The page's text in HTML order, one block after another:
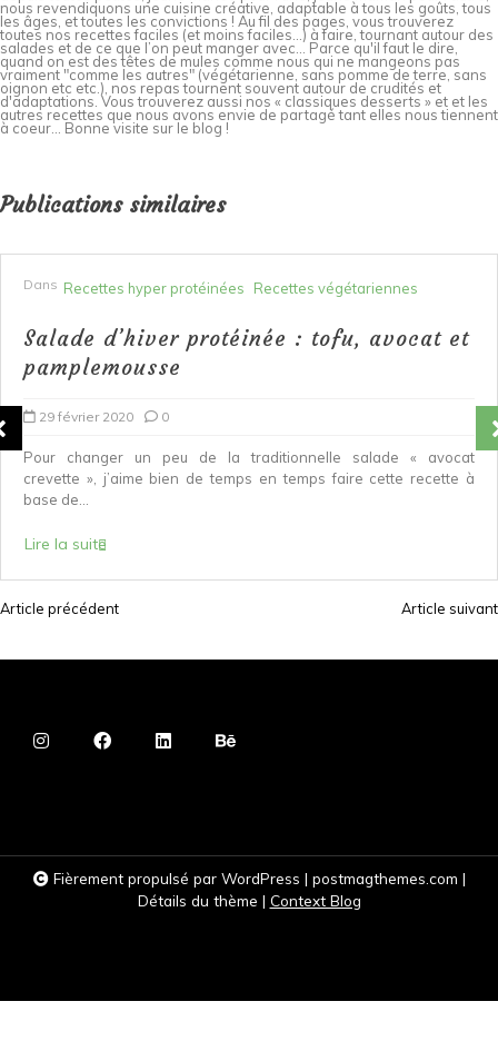
nous revendiquons une cuisine créative, adaptable à tous les goûts, tous
les âges, et toutes les convictions ! Au fil des pages, vous trouverez
toutes nos recettes faciles (et moins faciles…) à faire, tournant autour des
salades et de ce que l’on peut manger avec… Parce qu'il faut le dire,
quand on est des têtes de mules comme nous qui ne mangeons pas
vraiment "comme les autres" (végétarienne, sans pomme de terre, sans
oignon etc etc.), nos repas tournent souvent autour de crudités et
d'adaptations. Vous trouverez aussi nos « classiques desserts » et et les
autres recettes que nous avons envie de partagé tant elles nous tiennent
à coeur... Bonne visite sur le blog !
Publications similaires
Dans Recettes hyper protéinées Recettes végétariennes
Salade d’hiver protéinée : tofu, avocat et
pamplemousse
29 février 2020 0
Pour changer un peu de la traditionnelle salade « avocat
crevette », j’aime bien de temps en temps faire cette recette à
base de...
Lire la suite
N
i
e
Article précédent Article suivant
Fièrement propulsé par WordPress | postmagthemes.com |
Détails du thème | Context Blog